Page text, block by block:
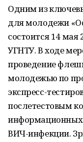
Одним из
для молодежи
состоится 14
УГНТУ. В ходе
проведение
молодежью по
экспресс-
послетестовым
информационных
ВИЧ-инфекции.